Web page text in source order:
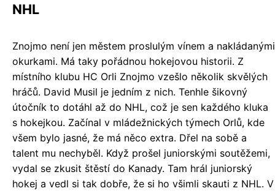
NHL
Znojmo není jen městem proslulým vínem a nakládanými
okurkami. Má taky pořádnou hokejovou historii. Z
místního klubu HC Orli Znojmo vzešlo několik skvělých
hráčů. David Musil je jedním z nich. Tenhle šikovný
útočník to dotáhl až do NHL, což je sen každého kluka
s hokejkou. Začínal v mládežnických týmech Orlů, kde
všem bylo jasné, že má něco extra. Dřel na sobě a
talent mu nechyběl. Když prošel juniorskými soutěžemi,
vydal se zkusit štěstí do Kanady. Tam hrál juniorský
hokej a vedl si tak dobře, že si ho všimli skauti z NHL. V